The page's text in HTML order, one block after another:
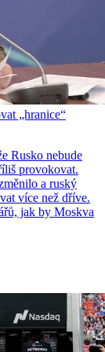
„hranice“
Rusko nebude
provokovat.
a ruský
více než dříve.
jak by Moskva